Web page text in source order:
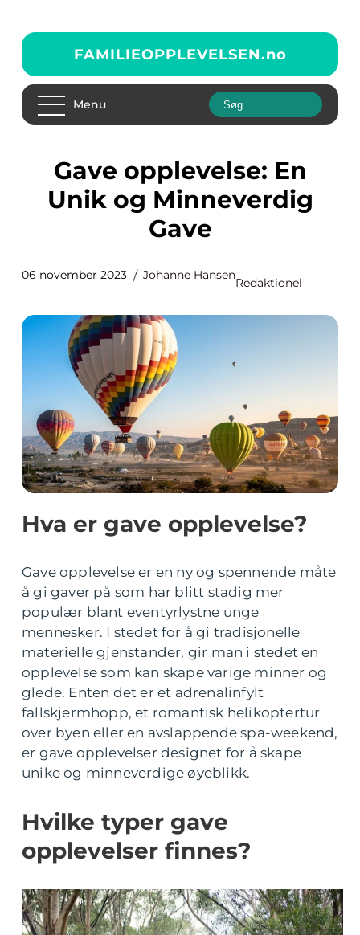
FAMILIEOPPLEVELSEN.no
Menu
Gave opplevelse: En
Unik og Minneverdig
Gave
06 november 2023 Johanne Hansen
Redaktionel
Hva er gave opplevelse?
Gave opplevelse er en ny og spennende måte
å gi gaver på som har blitt stadig mer
populær blant eventyrlystne unge
mennesker. I stedet for å gi tradisjonelle
materielle gjenstander, gir man i stedet en
opplevelse som kan skape varige minner og
glede. Enten det er et adrenalinfylt
fallskjermhopp, et romantisk helikoptertur
over byen eller en avslappende spa-weekend,
er gave opplevelser designet for å skape
unike og minneverdige øyeblikk.
Hvilke typer gave
opplevelser finnes?